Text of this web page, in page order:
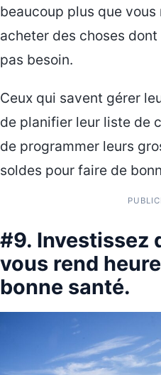
beaucoup plus que vous
acheter des choses dont
pas besoin.
Ceux qui savent gérer
de planifier leur liste de
de programmer leurs
soldes pour faire de
#9. Investissez
vous rend
bonne santé.